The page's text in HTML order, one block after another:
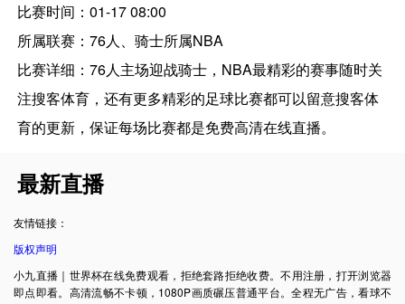
比赛时间：01-17 08:00
所属联赛：76人、骑士所属NBA
比赛详细：76人主场迎战骑士，NBA最精彩的赛事随时关
注搜客体育，还有更多精彩的足球比赛都可以留意搜客体
育的更新，保证每场比赛都是免费高清在线直播。
最新直播
友情链接：
版权声明
小九直播｜世界杯在线免费观看，拒绝套路拒绝收费。不用注册，打开浏览器
即点即看。高清流畅不卡顿，1080P画质碾压普通平台。全程无广告，看球不